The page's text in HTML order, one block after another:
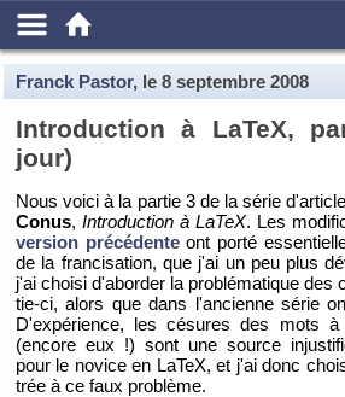
Franck Pastor, le 8 septembre 2008
In­tro­duc­tion à LaTeX,
jour)
Nous voici à la par­tie 3 de la série
Conus, In­tro­duc­tion à LaTeX. Les
ver­sion pré­cé­denteont porté
de la fran­ci­sa­tion, que j'ai un peu plus
j'ai choisi d'abor­der la pro­blé­ma­tique
tie-ci, alors que dans l'an­cienne série
D'ex­pé­rience, les cé­sures des mots à
(en­core eux !) sont une source
pour le no­vice en LaTeX, et j'ai donc
trée à ce faux pro­blème.